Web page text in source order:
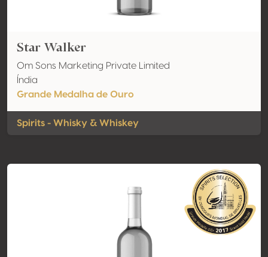
Star Walker
Om Sons Marketing Private Limited
Índia
Grande Medalha de Ouro
Spirits - Whisky & Whiskey